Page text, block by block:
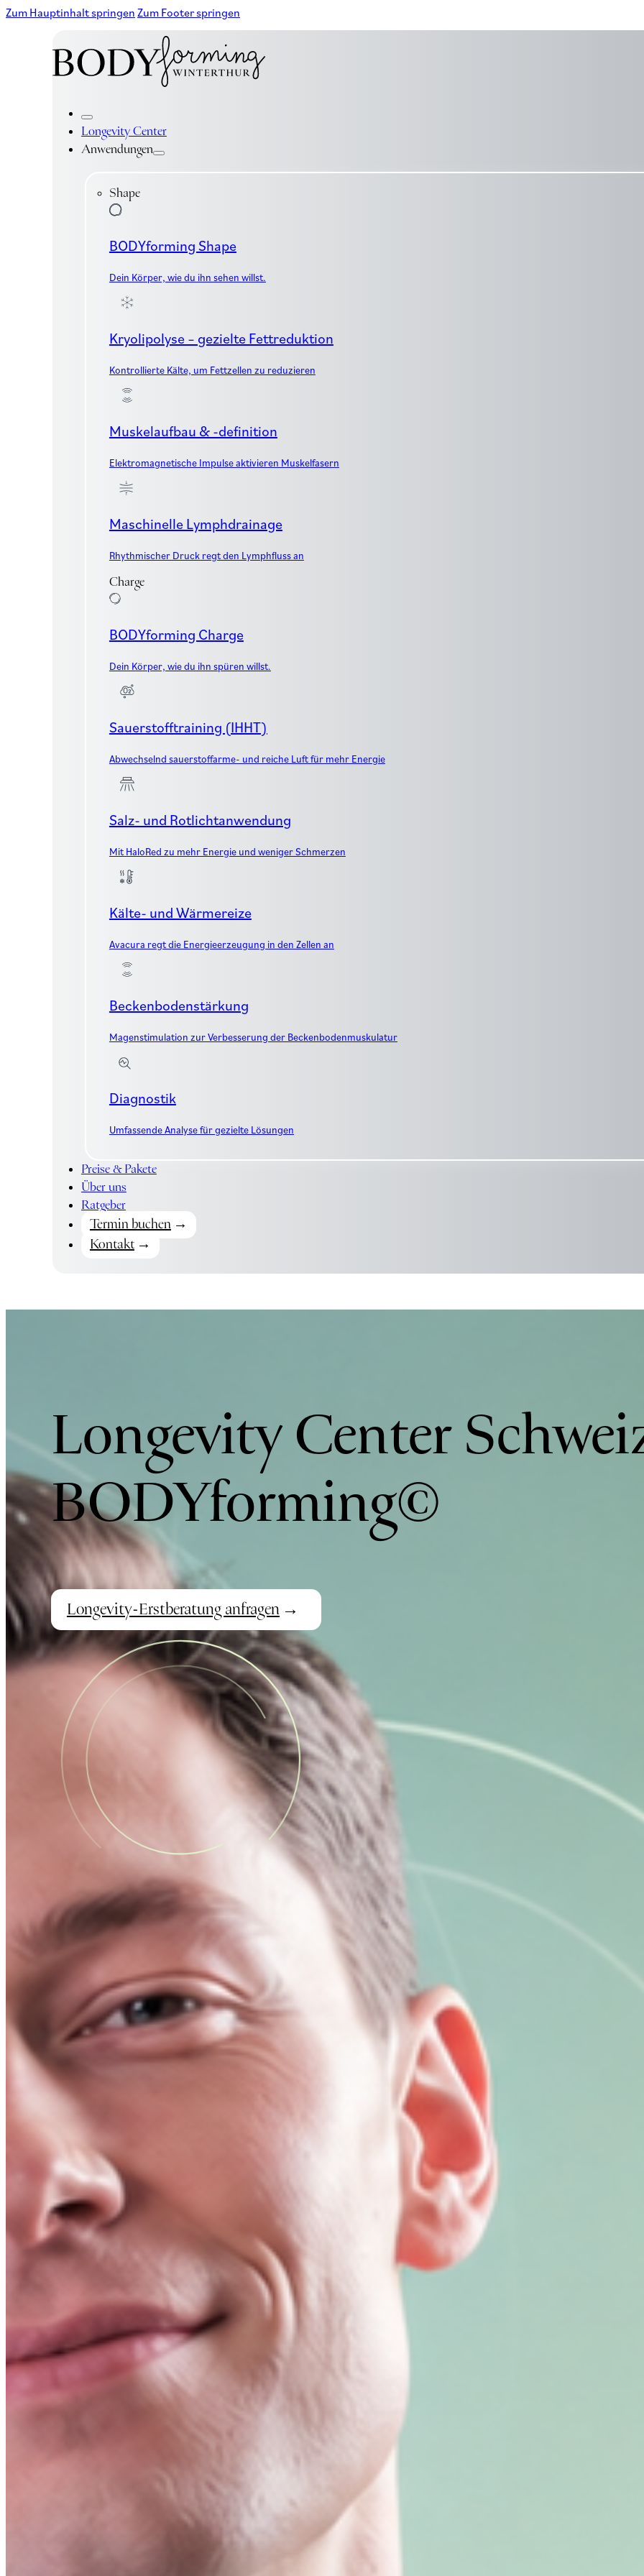
Zum Hauptinhalt springenZum Footer springen
Longevity Center
Anwendungen
Shape
BODYforming Shape
Dein Körper, wie du ihn sehen willst.
Kryolipolyse – gezielte Fettreduktion
Kontrollierte Kälte, um Fettzellen zu reduzieren
Muskelaufbau & -definition
Elektromagnetische Impulse aktivieren Muskelfasern
Maschinelle Lymphdrainage
Rhythmischer Druck regt den Lymphfluss an
Charge
BODYforming Charge
Dein Körper, wie du ihn spüren willst.
Sauerstofftraining (IHHT)
Abwechselnd sauerstoffarme- und reiche Luft für mehr Energie
Salz- und Rotlichtanwendung
Mit HaloRed zu mehr Energie und weniger Schmerzen
Kälte- und Wärmereize
Avacura regt die Energieerzeugung in den Zellen an
Beckenbodenstärkung
Magenstimulation zur Verbesserung der Beckenbodenmuskulatur
Diagnostik
Umfassende Analyse für gezielte Lösungen
Preise & Pakete
Über uns
Ratgeber
Termin buchen
Kontakt
Longevity Center
BODYforming©
Longevity-Erstberatung anfragen